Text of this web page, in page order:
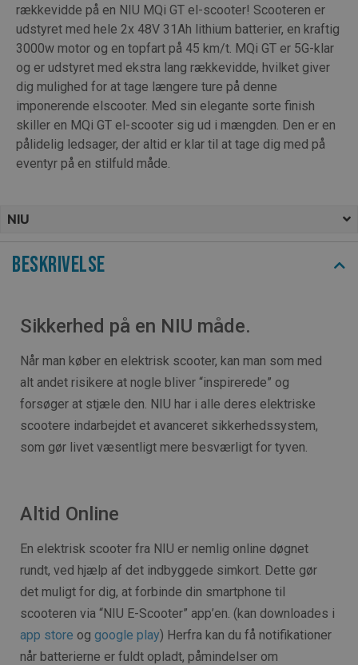
rækkevidde på en NIU MQi GT el-scooter! Scooteren er
udstyret med hele 2x 48V 31Ah lithium batterier, en kraftig
3000w motor og en topfart på 45 km/t. MQi GT er 5G-klar
og er udstyret med ekstra lang rækkevidde, hvilket giver
dig mulighed for at tage længere ture på denne
imponerende elscooter. Med sin elegante sorte finish
skiller en MQi GT el-scooter sig ud i mængden. Den er en
pålidelig ledsager, der altid er klar til at tage dig med på
eventyr på en stilfuld måde.
NIU
Beskrivelse
Sikkerhed på en NIU måde.
Når man køber en elektrisk scooter, kan man som med
alt andet risikere at nogle bliver “inspirerede” og
forsøger at stjæle den. NIU har i alle deres elektriske
scootere indarbejdet et avanceret sikkerhedssystem,
som gør livet væsentligt mere besværligt for tyven.
Altid Online
En elektrisk scooter fra NIU er nemlig online døgnet
rundt, ved hjælp af det indbyggede simkort. Dette gør
det muligt for dig, at forbinde din smartphone til
scooteren via “NIU E-Scooter” app’en. (kan downloades i
app store og google play) Herfra kan du få notifikationer
når batterierne er fuldt opladt, påmindelser om